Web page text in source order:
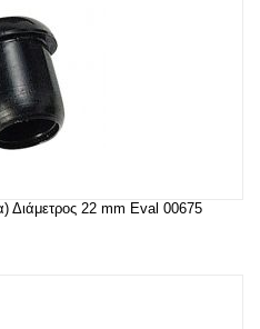
Διάμετρος 22 mm Eval 00675